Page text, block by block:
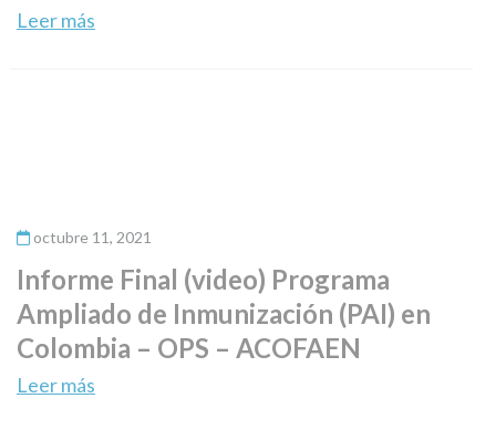
Leer más
octubre 11, 2021
Informe Final (video) Programa
Ampliado de Inmunización (PAI) en
Colombia – OPS – ACOFAEN
Leer más